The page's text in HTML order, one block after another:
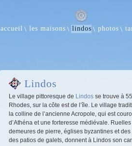
accueil les maisons lindos photos
Lindos
Le village pittoresque de Lindos se trouve à
Rhodes, sur la côte est de l’île. Le village
la colline de l’ancienne Acropole, qui est
d’Athéna et une forteresse médiévale.
demeures de pierre, églises byzantines et
des patios de galets, donnent à Lindos son